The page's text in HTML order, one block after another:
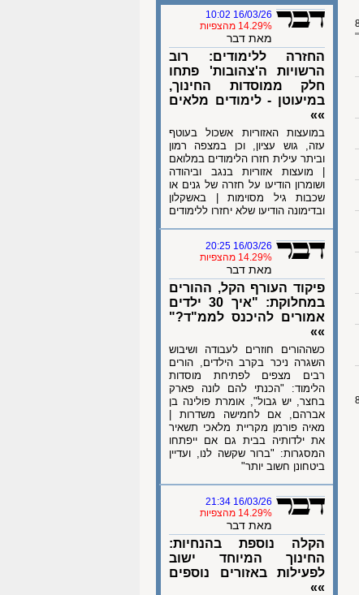
16/03/26 10:02
14.29% מהצפיות
מאת דבר
החזרה ללימודים: רוב
הרשויות ה'צהובות' פתחו
חלק ממוסדות החינוך,
במיעוטן - לימודים מלאים
»»
במועצות האזוריות אשכול בעוטף
עזה, גוש עציון, וכן במצפה רמון
וביתר עילית חזרו הלימודים במלואם
| מועצות אזוריות בנגב וביהודה
ושומרון הודיעו על חזרה של גנים או
שכבות גיל מסוימות | באשקלון
ובדימונה הודיעו שלא יחזרו ללימודים
16/03/26 20:25
14.29% מהצפיות
מאת דבר
פיקוד העורף הקל, ההורים
במחלוקת: "איך 30 ילדים
אמורים להיכנס לממ"ד?"
»»
כשההורים חוזרים לעבודה ושיבוש
השגרה ניכר בקרב הילדים, הורים
רבים מצפים לפתיחת מוסדות
הלימוד: "הכנתי להם לונה פארק
בחצר, יש גבול", אומרת פולינה בן
אברהם, אם לחמישה משדרות |
מאיה פורמן מקריית מלאכי תשאיר
את ילדותיה בבית גם אם ייפתחו
המסגרות: "ברור שקשה לנו, ועדיין
ביטחונן חשוב יותר"
16/03/26 21:34
14.29% מהצפיות
מאת דבר
הקלה נוספת בהנחיות:
החינוך המיוחד ישוב
לפעילות באזורים נוספים
»»